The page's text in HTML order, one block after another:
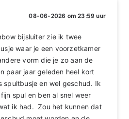
08-06-2026 om 23:59 uur
bijsluiter zie ik twee
waar je een voorzetkamer
vorm die je zo aan de
paar jaar geleden heel kort
spuitbusje en wel geschud. Ik
spul en ben al snel weer
ik had. Zou het kunnen dat